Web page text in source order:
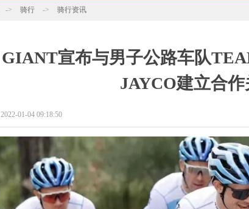
-> 骑行 -> 骑行资讯
GIANT宣布与男子公路车队
JAYCO建立合作
2022-01-04 09:18:50